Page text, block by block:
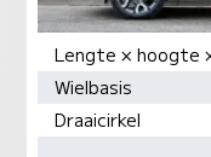
Lengte × hoogte
Wielbasis
Draaicirkel